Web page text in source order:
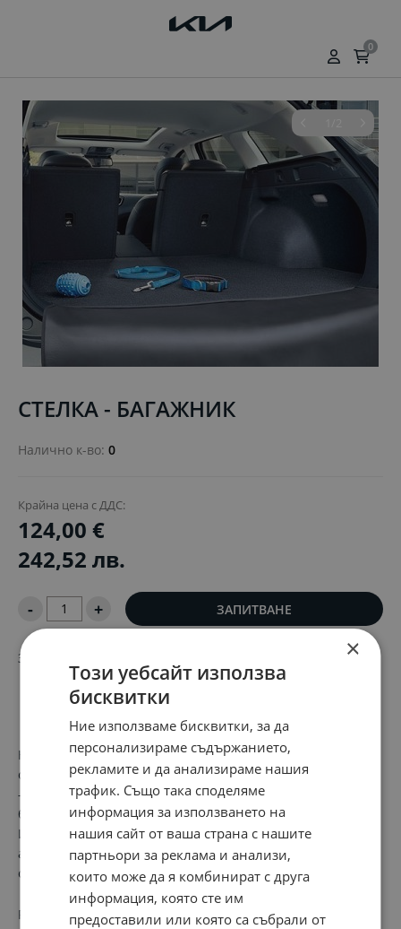
0
СТЕЛКА - БАГАЖНИК
Налично к-во: 0
Крайна цена с ДДС:
124,00 €
242,52 лв.
- + ЗАПИТВАНЕ
За автомобили без багажни релси и без високоговорител
Независимо дали превозвате домашния си любимец,
седмичното си пазаруване или багажа на семейството си
– тази изработена по поръчка стелка ще поддържа
багажника ви чист, нов и стилен в дългосрочен план.
Изработена от висококачествен велур и с логото на
автомобила. С тик-так копчета за закрепване на
сгъваемия капак на бронята за допълнителна защита.
PN: J7120 AD E10
×
Този уебсайт използва
бисквитки
Ние използваме бисквитки, за да
персонализираме съдържанието,
рекламите и да анализираме нашия
трафик. Също така споделяме
информация за използването на
нашия сайт от ваша страна с нашите
партньори за реклама и анализи,
които може да я комбинират с друга
информация, която сте им
предоставили или която са събрали от